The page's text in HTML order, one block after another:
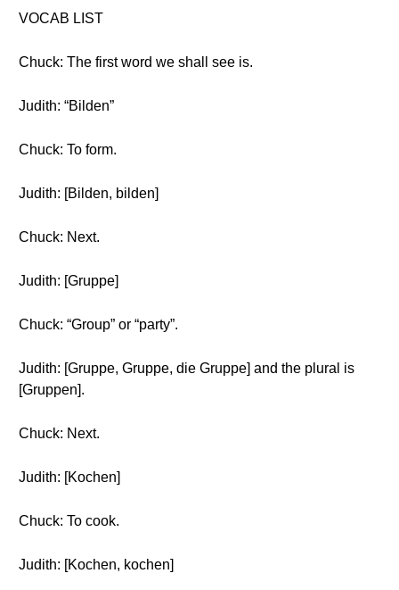
VOCAB LIST
Chuck: The first word we shall see is.
Judith: “Bilden”
Chuck: To form.
Judith: [Bilden, bilden]
Chuck: Next.
Judith: [Gruppe]
Chuck: “Group” or “party”.
Judith: [Gruppe, Gruppe, die Gruppe] and the plural is
[Gruppen].
Chuck: Next.
Judith: [Kochen]
Chuck: To cook.
Judith: [Kochen, kochen]